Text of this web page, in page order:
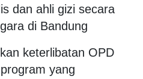
dan ahli gizi secara
di Bandung
keterlibatan OPD
yang